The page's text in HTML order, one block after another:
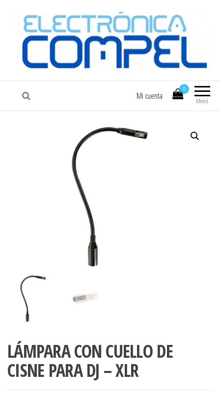
COMPEL Electrónica COMPEL
Menú
0
Mi cuenta
LÁMPARA CON CUELLO DE
CISNE PARA DJ – XLR